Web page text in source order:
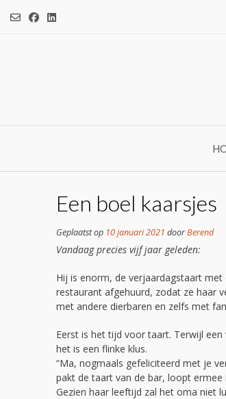
naar
Een boel kaarsjes
Geplaatst op 10 januari 2021 doorBerend
Vandaag precies vijf jaar geleden:
Hij is enorm, de verjaardagstaart met
restaurant afgehuurd, zodat ze haar
met andere dierbaren en zelfs met
Eerst is het tijd voor taart. Terwijl
het is een flinke klus.
“Ma, nogmaals gefeliciteerd met je
pakt de taart van de bar, loopt
Gezien haar leeftijd zal het oma niet